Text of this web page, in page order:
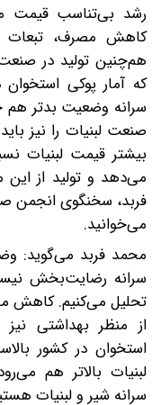
رشد بی‌تناسب قیمت
کاهش مصرف، تبعات
هم‌چنین تولید در
که آمار پوکی
سرانه وضعیت بدتر هم
صنعت لبنیات را نیز
بیشتر قیمت لبنیات
می‌دهد و تولید از
فربد، سخنگوی انجمن
می‌خوانید.
محمد فربد می‌گوید:
سرانه رضایت‌بخش
تحلیل می‌کنیم. کاهش
از منظر بهداشتی
استخوان در کشور
لبنیات بالاتر هم
سرانه شیر و لبنیات